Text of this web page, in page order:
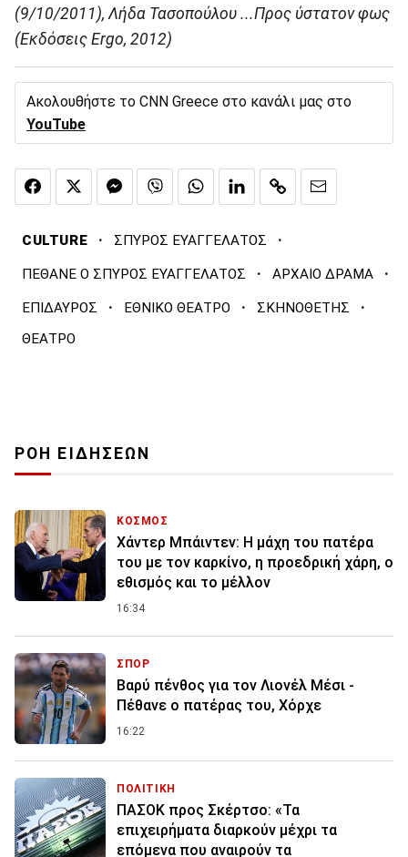
(9/10/2011), Λήδα Τασοπούλου ...Προς ύστατον φως
(Εκδόσεις Ergo, 2012)
Ακολουθήστε το CNN Greece στο κανάλι μας στο
YouTube
CULTURE · ΣΠΥΡΟΣ ΕΥΑΓΓΕΛΑΤΟΣ ·
ΠΕΘΑΝΕ Ο ΣΠΥΡΟΣ ΕΥΑΓΓΕΛΑΤΟΣ · ΑΡΧΑΙΟ ΔΡΑΜΑ ·
ΕΠΙΔΑΥΡΟΣ · ΕΘΝΙΚΟ ΘΕΑΤΡΟ · ΣΚΗΝΟΘΕΤΗΣ ·
ΘΕΑΤΡΟ
ΡΟΗ ΕΙΔΗΣΕΩΝ
ΚΟΣΜΟΣ
Χάντερ Μπάιντεν: Η μάχη του πατέρα
του με τον καρκίνο, η προεδρική χάρη, ο
εθισμός και το μέλλον
16:34
ΣΠΟΡ
Βαρύ πένθος για τον Λιονέλ Μέσι -
Πέθανε ο πατέρας του, Χόρχε
16:22
ΠΟΛΙΤΙΚΗ
ΠΑΣΟΚ προς Σκέρτσο: «Τα
επιχειρήματα διαρκούν μέχρι τα
επόμενα που αναιρούν τα